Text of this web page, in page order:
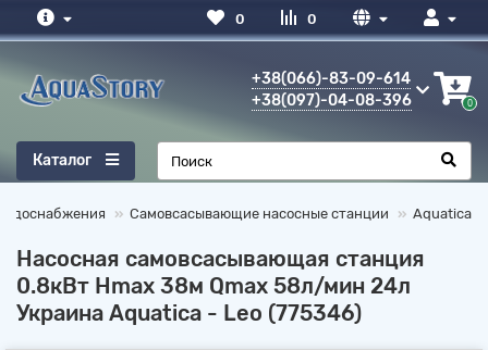
0
0
+38(066)-83-09-614
+38(097)-04-08-396
0
Каталог
Самовсасывающие насосные станции Aquatica
Насосная самовсасывающая станция
0.8кВт Hmax 38м Qmax 58л/мин 24л
Украина Aquatica - Leo (775346)